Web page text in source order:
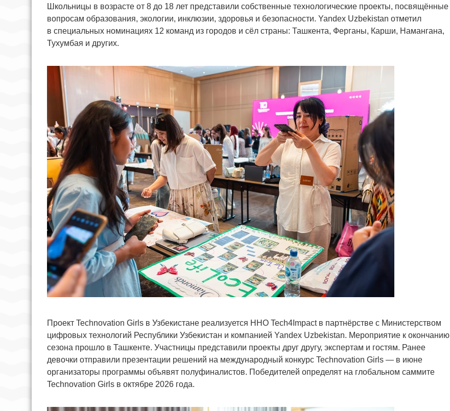
Школьницы в возрасте от 8 до 18 лет представили собственные технологические проекты, посвящённые
вопросам образования, экологии, инклюзии, здоровья и безопасности. Yandex Uzbekistan отметил
в специальных номинациях 12 команд из городов и сёл страны: Ташкента, Ферганы, Карши, Намангана,
Тухумбая и других.
Проект Technovation Girls в Узбекистане реализуется ННО Tech4Impact в партнёрстве с Министерством
цифровых технологий Республики Узбекистан и компанией Yandex Uzbekistan. Мероприятие к окончанию
сезона прошло в Ташкенте. Участницы представили проекты друг другу, экспертам и гостям. Ранее
девочки отправили презентации решений на международный конкурс Technovation Girls — в июне
организаторы программы объявят полуфиналистов. Победителей определят на глобальном саммите
Technovation Girls в октябре 2026 года.